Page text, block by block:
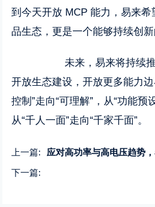
到今天开放 MCP 能力，易来
品生态，更是一个能够持续创新
未来，易来将持续推
开放生态建设，开放更多能力
控制”走向“可理解”，从“功能预
从“千人一面”走向“千家千面”。
上一篇:
应对高功率与高电压趋势，泰科电子携焕新光伏解决方案
下一篇: